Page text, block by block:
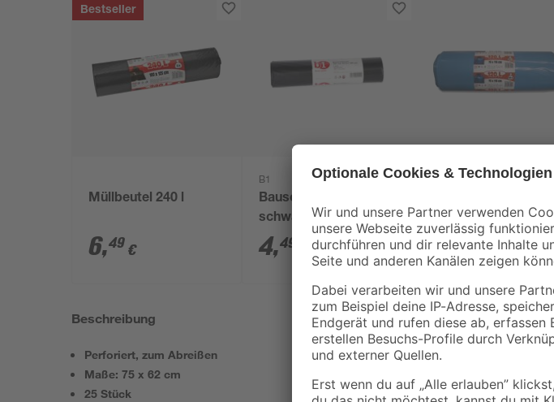
Bestseller
Müllbeutel 240 l
6,49 €
B1
Bauschuttsäcke
schwarz 57,5 x 100
cm 75 l 5 Stück
4,49
Jufol
Stück
11,49€
Beschreibung
Perforiert, zum Abreißen
Maße: 75 x 62 cm
25 Stück